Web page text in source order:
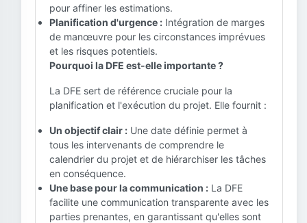
pour affiner les estimations.
Planification d'urgence : Intégration de marges
de manœuvre pour les circonstances imprévues
et les risques potentiels.
Pourquoi la DFE est-elle importante ?
La DFE sert de référence cruciale pour la
planification et l'exécution du projet. Elle fournit :
Un objectif clair : Une date définie permet à
tous les intervenants de comprendre le
calendrier du projet et de hiérarchiser les tâches
en conséquence.
Une base pour la communication : La DFE
facilite une communication transparente avec les
parties prenantes, en garantissant qu'elles sont